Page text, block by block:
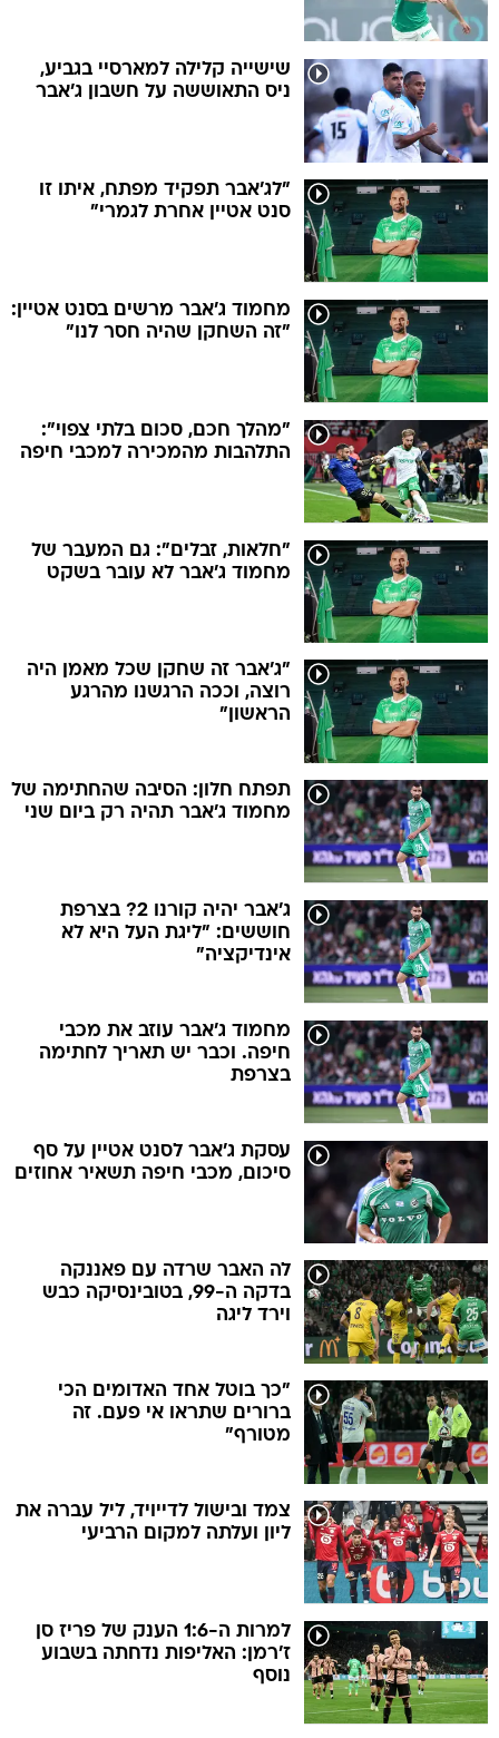
שישייה קלילה למארסיי בגביע,
ניס התאוששה על חשבון ג'אבר
"לג'אבר תפקיד מפתח, איתו זו
סנט אטיין אחרת לגמרי"
מחמוד ג'אבר מרשים בסנט אטיין:
"זה השחקן שהיה חסר לנו"
"מהלך חכם, סכום בלתי צפוי":
התלהבות מהמכירה למכבי חיפה
"חלאות, זבלים": גם המעבר של
מחמוד ג'אבר לא עובר בשקט
"ג'אבר זה שחקן שכל מאמן היה
רוצה, וככה הרגשנו מהרגע
הראשון"
תפתח חלון: הסיבה שהחתימה של
מחמוד ג'אבר תהיה רק ביום שני
ג'אבר יהיה קורנו 2? בצרפת
חוששים: "ליגת העל היא לא
אינדיקציה"
מחמוד ג'אבר עוזב את מכבי
חיפה. וכבר יש תאריך לחתימה
בצרפת
עסקת ג'אבר לסנט אטיין על סף
סיכום, מכבי חיפה תשאיר אחוזים
לה האבר שרדה עם פאננקה
בדקה ה-99, בטובינסיקה כבש
וירד ליגה
"כך בוטל אחד האדומים הכי
ברורים שתראו אי פעם. זה
מטורף"
צמד ובישול לדייויד, ליל עברה את
ליון ועלתה למקום הרביעי
למרות ה-1:6 הענק של פריז סן
ז'רמן: האליפות נדחתה בשבוע
נוסף